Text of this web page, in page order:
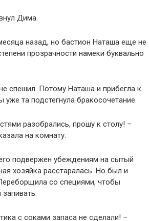
Дима.
назад, но бастион Наташа еще не
прозрачности намеки буквально
спешил. Потому Наташа и прибегла к
уже та подстегнула бракосочетание.
разобрались, прошу к столу! –
на комнату.
подвержен убеждениям на сытый
хозяйка расстаралась. Но был и
со специями, чтобы
с соками запаса не сделали! –